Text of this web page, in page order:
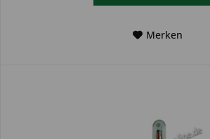
Merken